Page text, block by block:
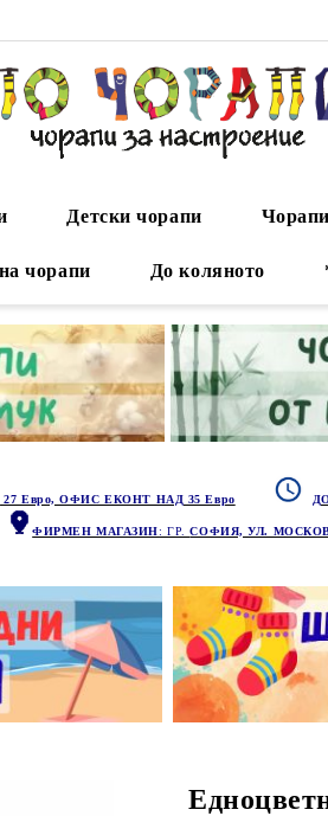
Детски чорапи
чорапи До коляното
Евро, ОФИС ЕКОНТ НАД 35 Евро
ФИРМЕН МАГАЗИН: ГР.СОФИЯ, УЛ.